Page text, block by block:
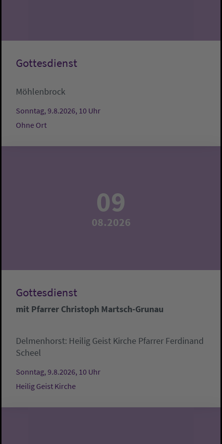
Gottesdienst
Möhlenbrock
Sonntag, 9.8.2026, 10 Uhr
Ohne Ort
09
08.2026
Gottesdienst
mit Pfarrer Christoph Martsch-Grunau
Delmenhorst: Heilig Geist Kirche Pfarrer Ferdinand
Scheel
Sonntag, 9.8.2026, 10 Uhr
Heilig Geist Kirche